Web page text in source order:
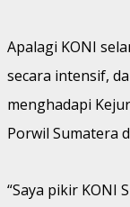
Apalagi KONI
secara intensif,
menghadapi
Porwil Sumatera
“Saya pikir KONI